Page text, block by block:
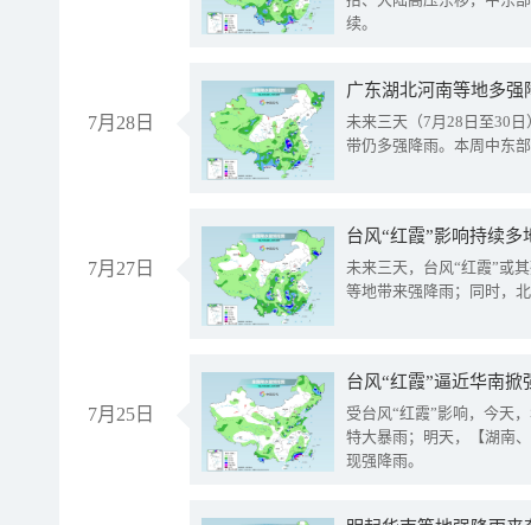
续。
7月28日
广东湖北河南等地多
未来三天（7月28日至30
带仍多强降雨。本周中东
7月27日
台风“红霞”影响持续
未来三天，台风“红霞”或
等地带来强降雨；同时，
7月25日
台风“红霞”逼近华南
受台风“红霞”影响，今天
特大暴雨；明天，【湖南
现强降雨。